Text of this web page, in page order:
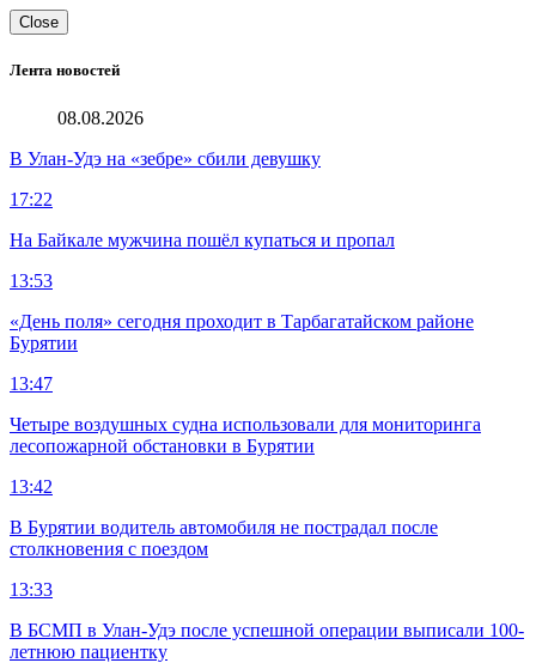
Close
Лента новостей
08.08.2026
В Улан-Удэ на «зебре» сбили девушку
17:22
На Байкале мужчина пошёл купаться и пропал
13:53
«День поля» сегодня проходит в Тарбагатайском районе
Бурятии
13:47
Четыре воздушных судна использовали для мониторинга
лесопожарной обстановки в Бурятии
13:42
В Бурятии водитель автомобиля не пострадал после
столкновения с поездом
13:33
В БСМП в Улан-Удэ после успешной операции выписали 100-
летнюю пациентку